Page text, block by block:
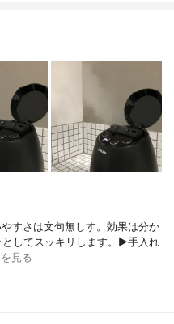
すさは文句無しす。効果は分か
してスッキリします。▶︎手入れ
見る